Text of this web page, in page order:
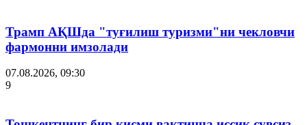
Трамп АҚШда "туғилиш туризми"ни чекловчи
фармонни имзолади
07.08.2026, 09:30
9